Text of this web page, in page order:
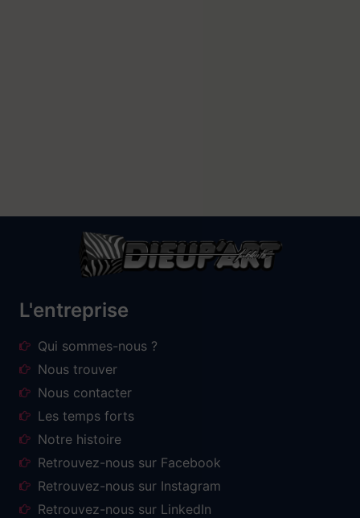
L'entreprise
Qui sommes-nous ?
Nous trouver
Nous contacter
Les temps forts
Notre histoire
Retrouvez-nous sur Facebook
Retrouvez-nous sur Instagram
Retrouvez-nous sur LinkedIn